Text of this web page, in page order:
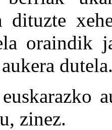
dituzte
oraindik
zinez.